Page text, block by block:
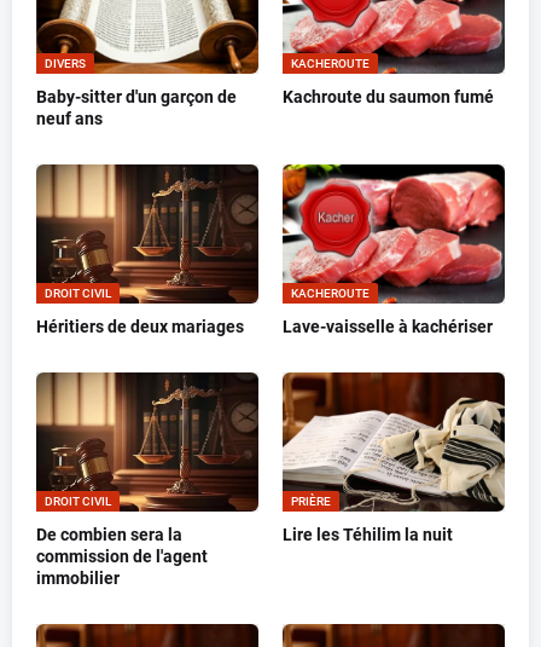
DIVERS
Baby-sitter d'un garçon de
neuf ans
KACHEROUTE
Kachroute du saumon fumé
DROIT CIVIL
Héritiers de deux mariages
KACHEROUTE
Lave-vaisselle à kachériser
DROIT CIVIL
De combien sera la
commission de l'agent
immobilier
PRIÈRE
Lire les Téhilim la nuit